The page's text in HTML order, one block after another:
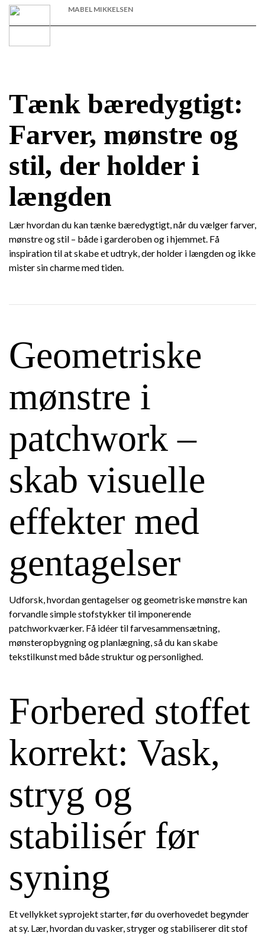
MABEL MIKKELSEN
Tænk bæredygtigt:
Farver, mønstre og
stil, der holder i
længden
Lær hvordan du kan tænke bæredygtigt, når du vælger farver,
mønstre og stil – både i garderoben og i hjemmet. Få
inspiration til at skabe et udtryk, der holder i længden og ikke
mister sin charme med tiden.
Geometriske
mønstre i
patchwork –
skab visuelle
effekter med
gentagelser
Udforsk, hvordan gentagelser og geometriske mønstre kan
forvandle simple stofstykker til imponerende
patchworkværker. Få idéer til farvesammensætning,
mønsteropbygning og planlægning, så du kan skabe
tekstilkunst med både struktur og personlighed.
Forbered stoffet
korrekt: Vask,
stryg og
stabilisér før
syning
Et vellykket syprojekt starter, før du overhovedet begynder
at sy. Lær, hvordan du vasker, stryger og stabiliserer dit stof